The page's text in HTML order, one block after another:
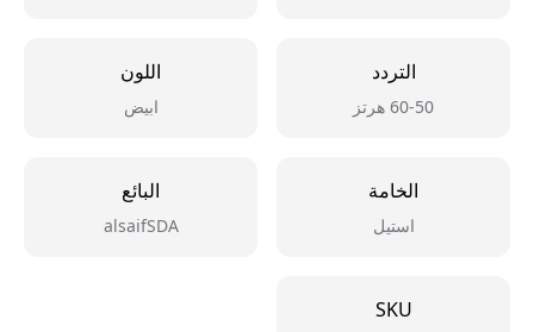
التردد
60-50 هرتز
اللون
ابيض
الخامة
استيل
البائع
alsaifSDA
SKU